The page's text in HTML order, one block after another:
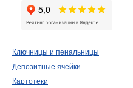
Ключницы и пенальницы
Депозитные ячейки
Картотеки